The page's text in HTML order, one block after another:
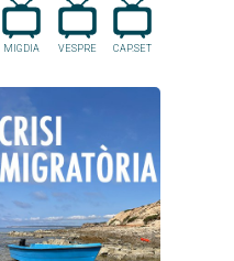
MIGDIA VESPRE CAP.SET